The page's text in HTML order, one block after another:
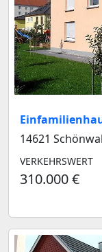
14621
VERKEHRSWERT
310.000 €